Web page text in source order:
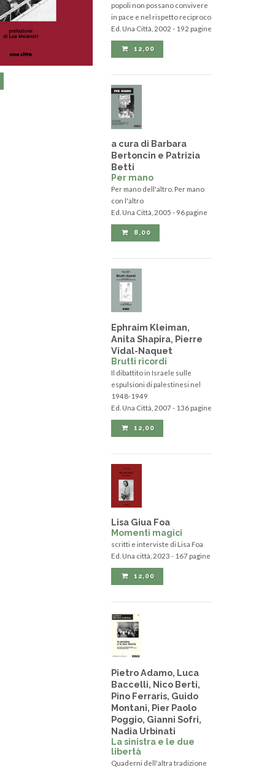
popoli non possano convivere
in pace e nel rispetto reciproco
Ed. Una Città, 2002 - 192 pagine
12,00
a cura di Barbara
Bertoncin e Patrizia
Betti
Per mano
Per mano dell'altro. Per mano
con l'altro
Ed. Una Città, 2005 - 96 pagine
8,00
Ephraim Kleiman,
Anita Shapira, Pierre
Vidal-Naquet
Brutti ricordi
Il dibattito in Israele sulle
espulsioni di palestinesi nel
1948-1949
Ed. Una Città, 2007 - 136 pagine
12,00
Lisa Giua Foa
Momenti magici
scritti e interviste di Lisa Foa
Ed. Una città, 2023 - 167 pagine
12,00
Pietro Adamo, Luca
Baccelli, Nico Berti,
Pino Ferraris, Guido
Montani, Pier Paolo
Poggio, Gianni Sofri,
Nadia Urbinati
La sinistra e le due
libertà
Quaderni dell'altra tradizione